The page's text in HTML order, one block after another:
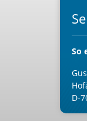
So
D-